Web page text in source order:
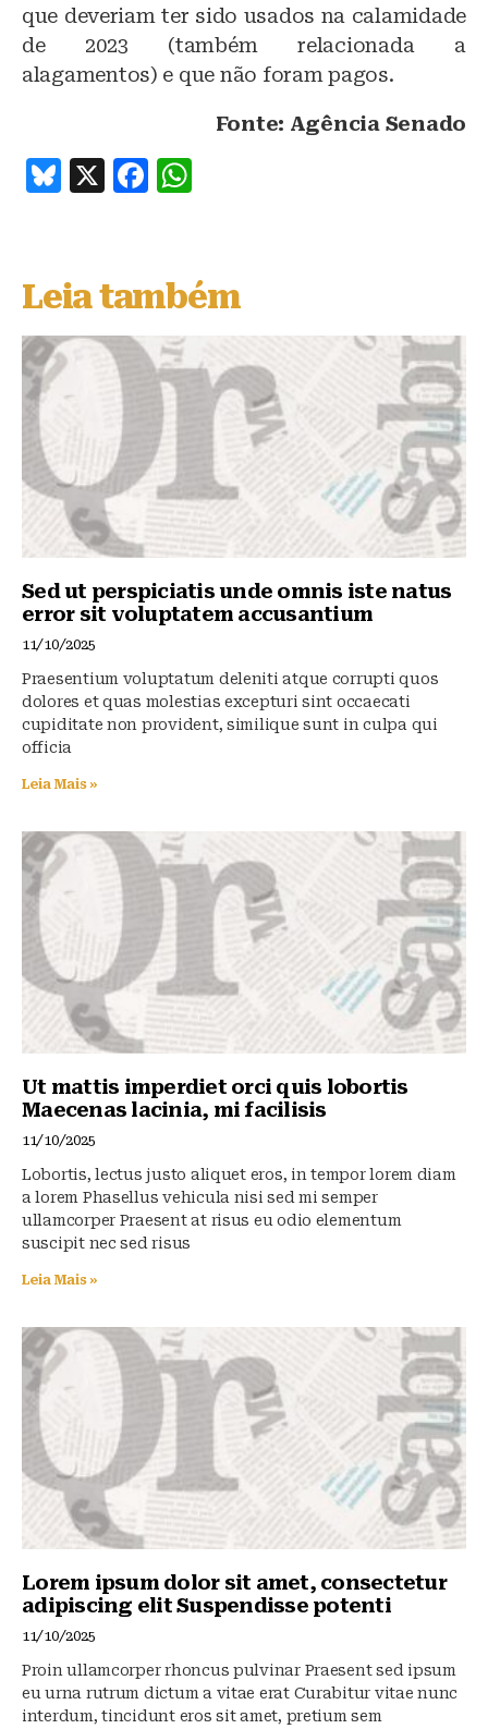
que deveriam ter sido usados na calamidade
de 2023 (também relacionada a
alagamentos) e que não foram pagos.
Fonte: Agência Senado
B
s
k
y
X
F
e
b
o
o
k
s
A
p
Leia também
Sed ut perspiciatis unde omnis iste natus
error sit voluptatem accusantium
11/10/2025
Praesentium voluptatum deleniti atque corrupti quos
dolores et quas molestias excepturi sint occaecati
cupiditate non provident, similique sunt in culpa qui
officia
Leia Mais »
Ut mattis imperdiet orci quis lobortis
Maecenas lacinia, mi facilisis
11/10/2025
Lobortis, lectus justo aliquet eros, in tempor lorem diam
a lorem Phasellus vehicula nisi sed mi semper
ullamcorper Praesent at risus eu odio elementum
suscipit nec sed risus
Leia Mais »
Lorem ipsum dolor sit amet, consectetur
adipiscing elit Suspendisse potenti
11/10/2025
Proin ullamcorper rhoncus pulvinar Praesent sed ipsum
eu urna rutrum dictum a vitae erat Curabitur vitae nunc
interdum, tincidunt eros sit amet, pretium sem